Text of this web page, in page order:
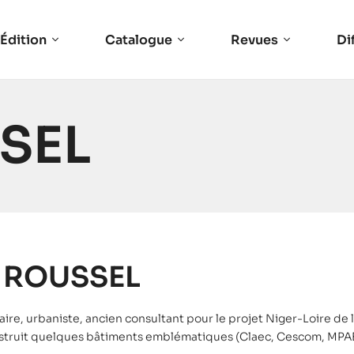
Catalogue Revues
urbaniste, ancien consultant pour le projet Niger-Loire de
quelques bâtiments emblématiques (Claec, Cescom,